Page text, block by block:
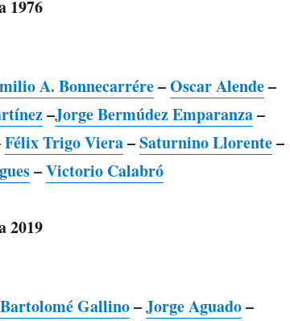
1976
A. Bonnecarrére–Oscar Alende–
–Jorge Bermúdez Emparanza–
Félix Trigo Viera–Saturnino Llorente–
–Victorio Calabró
2019
Gallino–Jorge Aguado–